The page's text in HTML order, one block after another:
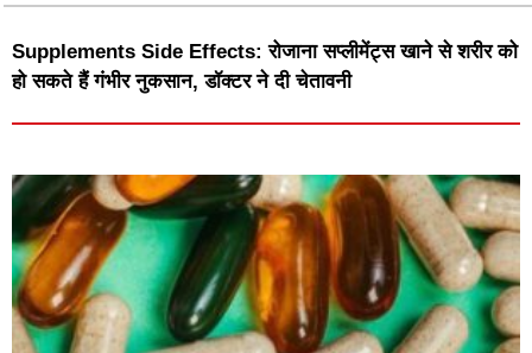
Supplements Side Effects: रोजाना सप्लीमेंट्स खाने से शरीर को
हो सकते हैं गंभीर नुकसान, डॉक्टर ने दी चेतावनी